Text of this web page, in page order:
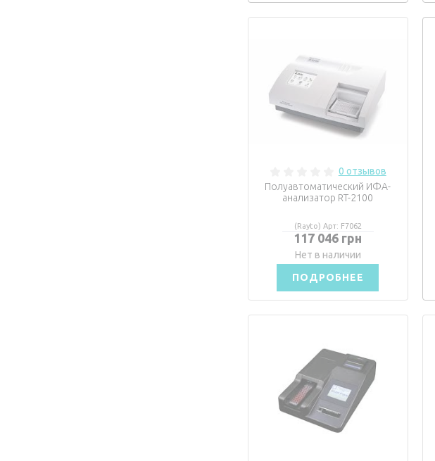
0 отзывов
Полуавтоматический ИФА-
анализатор RT-2100
(Rayto) Арт: F7062
117 046 грн
Нет в наличии
ПОДРОБНЕЕ